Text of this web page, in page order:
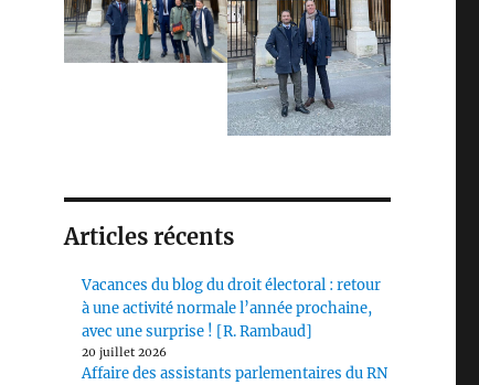
Articles récents
Vacances du blog du droit électoral : retour
à une activité normale l’année prochaine,
avec une surprise ! [R. Rambaud]
20 juillet 2026
Affaire des assistants parlementaires du RN